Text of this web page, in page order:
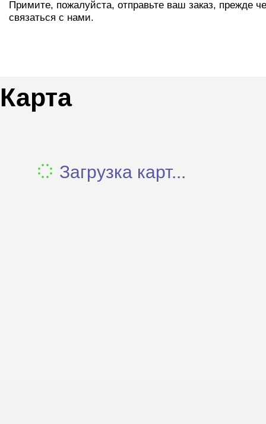
Примите, пожалуйста, отправьте ваш заказ, прежде
связаться с нами.
Карта
Загрузка карт...